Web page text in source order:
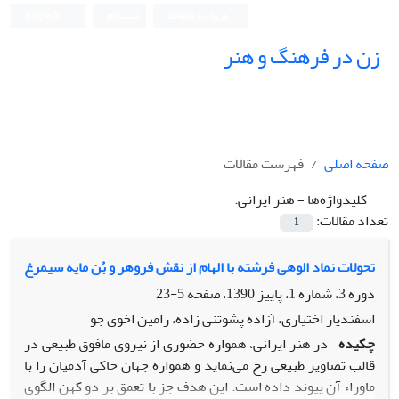
زن در فرهنگ و هنر
صفحه اصلی
فهرست مقالات
کلیدواژه‌ها =هنر ایرانی.
تعداد مقالات:
1
تحولات نماد الوهی فرشته با الهام از نقش فروهر و بُن مایه سیمرغ
دوره 3، شماره 1، پاییز 1390، صفحه
5-23
اسفندیار اختیاری، آزاده پشوتنی زاده، رامین اخوی جو
چکیده در هنر ایرانی، همواره حضوری از نیروی مافوق طبیعی در
قالب تصاویر طبیعی رخ می‌نماید و همواره جهان خاکی آدمیان را با
ماوراء آن پیوند داده است. این هدف جز با تعمق بر دو کهن الگوی